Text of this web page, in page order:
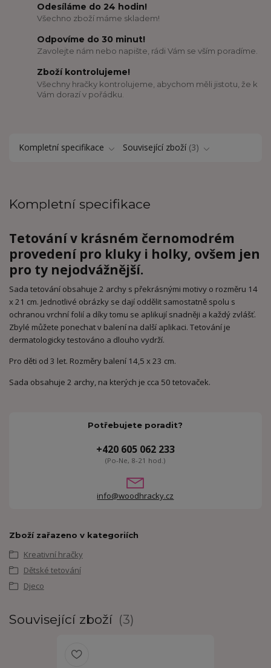
Odesíláme do 24 hodin!
Všechno zboží máme skladem!
Odpovíme do 30 minut!
Zavolejte nám nebo napište, rádi Vám se vším poradíme.
Zboží kontrolujeme!
Všechny hračky kontrolujeme, abychom měli jistotu, že k
Vám dorazí v pořádku.
Kompletní specifikace Související zboží 3
Kompletní specifikace
Tetování v krásném černomodrém
provedení pro kluky i holky, ovšem jen
pro ty nejodvážnější.
Sada tetování obsahuje 2 archy s překrásnými motivy o rozměru 14
x 21 cm. Jednotlivé obrázky se dají oddělit samostatně spolu s
ochranou vrchní folií a díky tomu se aplikují snadněji a každý zvlášť.
Zbylé můžete ponechat v balení na další aplikaci. Tetování je
dermatologicky testováno a dlouho vydrží.
Pro děti od 3 let. Rozměry balení 14,5 x 23 cm.
Sada obsahuje 2 archy, na kterých je cca 50 tetovaček.
Potřebujete poradit?
+420 605 062 233
(Po-Ne, 8-21 hod.)
info@woodhracky.cz
Zboží zařazeno v kategoriích
Kreativní hračky
Dětské tetování
Djeco
Související zboží 3